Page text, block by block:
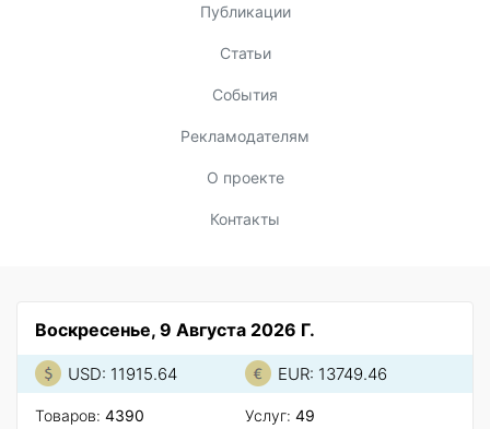
Публикации
Статьи
События
Рекламодателям
О проекте
Контакты
Воскресенье, 9 Августа 2026 Г.
USD: 11915.64 EUR: 13749.46
Товаров: 4390
Услуг: 49